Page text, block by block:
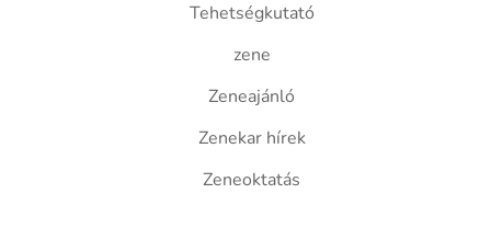
Tehetségkutató
zene
Zeneajánló
Zenekar hírek
Zeneoktatás